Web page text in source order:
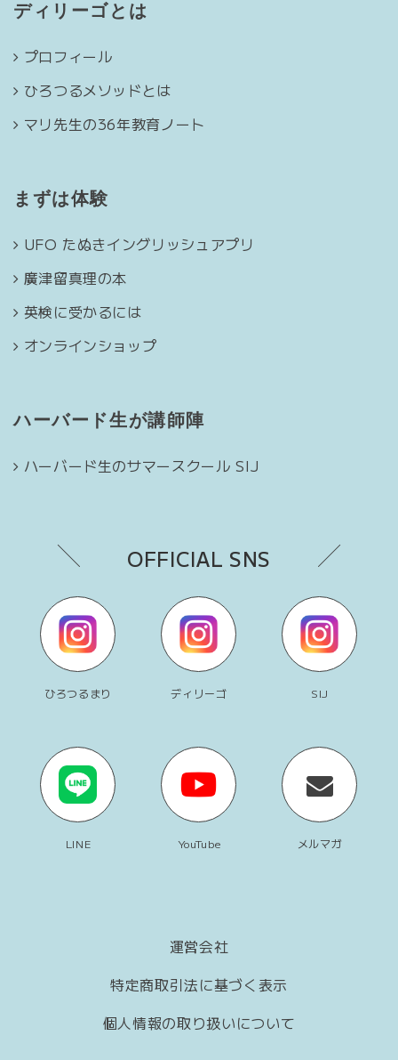
ディリーゴとは
プロフィール
ひろつるメソッドとは
マリ先生の36年教育ノート
まずは体験
UFO たぬきイングリッシュアプリ
廣津留真理の本
英検に受かるには
オンラインショップ
ハーバード生が講師陣
ハーバード生のサマースクール SIJ
OFFICIAL SNS
ひろつるまり ディリーゴ SIJ
LINE YouTube メルマガ
運営会社
特定商取引法に基づく表示
個人情報の取り扱いについて